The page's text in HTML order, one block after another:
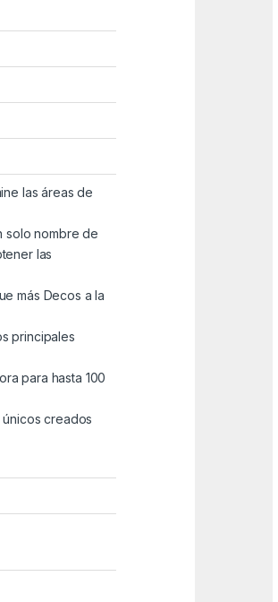
las áreas de
solo nombre de
las
más Decos a la
principales
para hasta 100
creados